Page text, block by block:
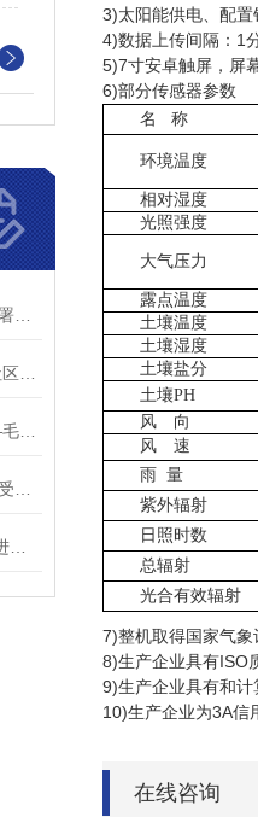
3)太阳能供电、配
4)数据上传间隔： 1
5)7寸安卓触屏，屏
6)部分传感器参数
名 称
环境温度
相对湿度
光照强度
大气压力
露点温度
土壤温度
土壤湿度
土壤盐分
土壤PH
风 向
风 速
雨 量
紫外辐射
日照时数
总辐射
光合有效辐射
7)整机取得国家气
8)生产企业具有ISO
9)生产企业具有和
10)生产企业为3A信
在线咨询